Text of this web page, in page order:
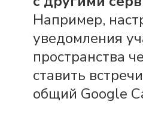
Например,
уведомления
пространства
ставить
общий Google